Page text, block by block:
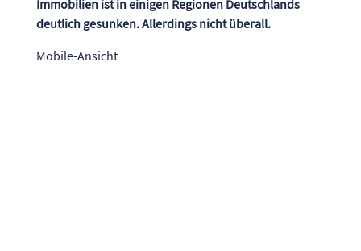
Immobilien ist in einigen Regionen Deutschlands
deutlich gesunken. Allerdings nicht überall.
Mobile-Ansicht